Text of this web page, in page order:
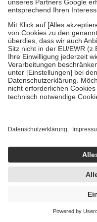
Linola PLUS
ml Lotion
200 ml
-5% UVP: 20,99 €
sofort lieferbar
In